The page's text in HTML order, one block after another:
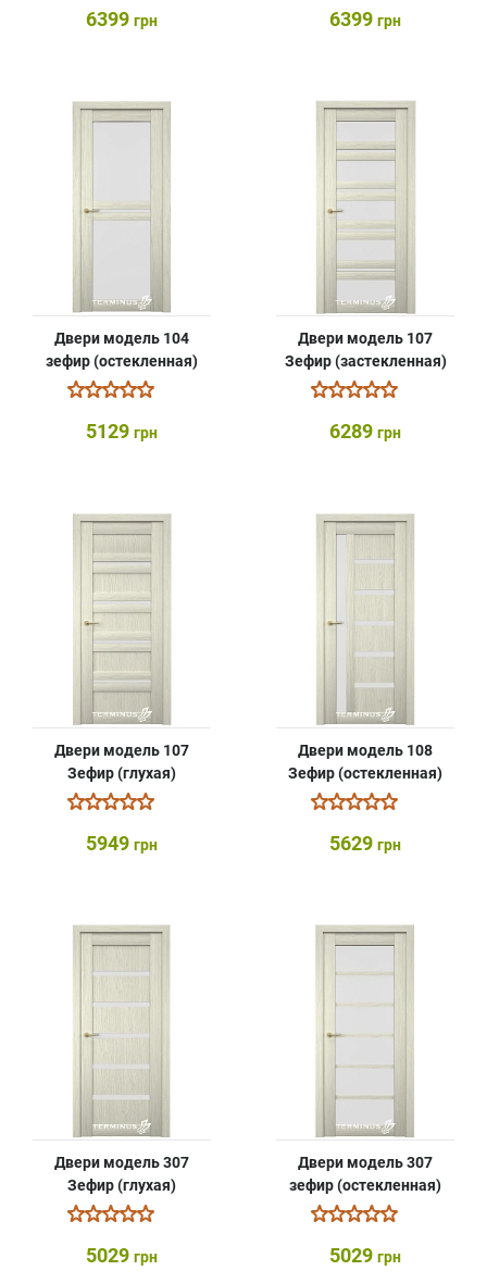
6399 грн 6399 грн
Двери модель 104
зефир (остекленная)
5129 грн
Двери модель 107
Зефир (застекленная)
6289 грн
Двери модель 107
Зефир (глухая)
5949 грн
Двери модель 108
Зефир (остекленная)
5629 грн
Двери модель 307
Зефир (глухая)
5029 грн
Двери модель 307
зефир (остекленная)
5029 грн